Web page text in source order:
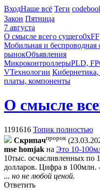
ВходНаше всё Теги
Закон Пятница
7 августа
О смысле всего сущего0xFF
Мобильная и беспроводная
рынокОбъявления
МикроконтроллерыPLD,
VТехнологии
платы, компоненты
О смысле
1191616 Топик полностью
Cкpипaчпророк
mse homjak на Это 10-
10тыс. осчасливленных по
долларов. Цифра в 100млн.
... но не любой ценой.
Ответить